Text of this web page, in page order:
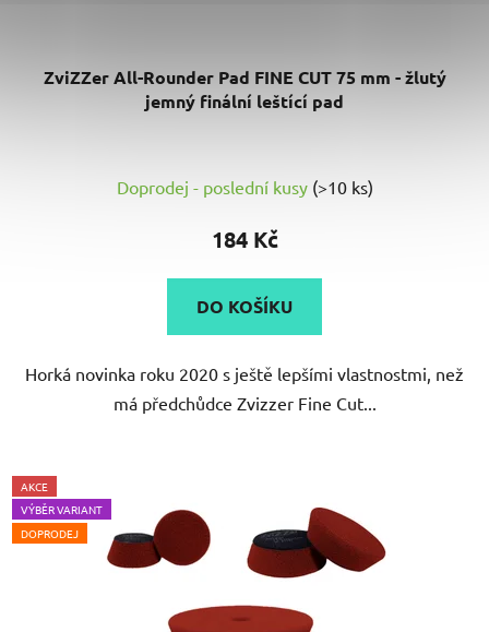
ZviZZer All-Rounder Pad FINE CUT 75 mm - žlutý
jemný finální leštící pad
Doprodej - poslední kusy (>10 ks)
184 Kč
DO KOŠÍKU
Horká novinka roku 2020 s ještě lepšími vlastnostmi, než
má předchůdce Zvizzer Fine Cut...
AKCE
VÝBĚR VARIANT
DOPRODEJ